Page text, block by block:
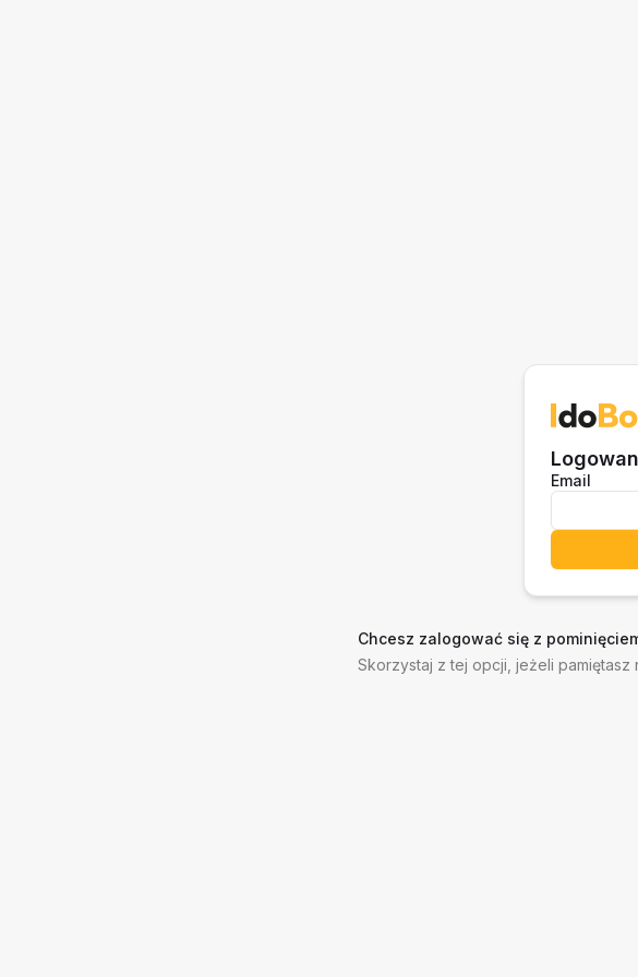
Email
Chcesz zalogować się z
Skorzystaj z tej opcji, jeżeli pamiętasz